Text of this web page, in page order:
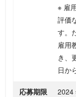
※ 雇
評価
す。
雇用
き、
日か
応募期限
2024